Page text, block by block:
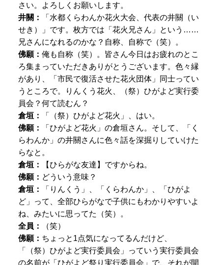
さい。よろしくお願いします。
井關：
「水都くらわんか花火大会、代表の井關（い
せき）」 です。枚方では「花火兄さん」という……
兄さんになれるのかな？自称、自称で（笑）。
佛願：俺も自称（笑）。皆さん今日はお疲れのとこ
ろ集まっていただきありがとうございます。色々縁
があり、「市民で復活させた花火団体」同士ってい
うところで。りんくう花火、（祭）ひがよど実行委
員会？何て読むん？
倉垣：
「（祭）ひがよど花火」、はい。
佛願：
「ひがよど花火」の倉垣さん。そして、「く
らわんか」の井關さんに色々話を深掘りしていけた
らなと。
倉垣：
【ひらがな友達】 ですからね。
佛願： どういう意味？
倉垣：
「 りんくう」、「くらわんか」、「ひがよ
ど」って、全部ひらがなで子供にもわかりやすいよ
ね、みたいに思ってた（笑）。
全員：
（笑）
佛願： ちょっと1点気になってるんだけど、
「（祭）ひがよど実行委員会」っていう実行委員会
の名前が「ひがよど祭り実行委員会」で、それが開